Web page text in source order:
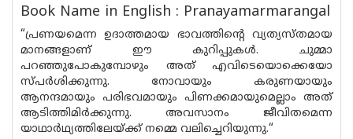
Book Name in English : Pranayamarmarangal
“പ്രണയമെന്ന ഉദാത്തമായ ഭാവത്തിന്റെ വ്യത്യസ്തമായ
മാനങ്ങളാണ് ഈ കുറിപ്പുകള്‍. ചുമ്മാ
പറഞ്ഞുപോകുമ്പോഴും അത് എവിടെയൊക്കെയോ
സ്പര്‍ശിക്കുന്നു. നോവായും കരുണയായും
ആനന്ദമായും പരിഭവമായും പിണക്കമായുമെല്ലാം അത്
ആടിത്തിമിര്‍ക്കുന്നു. അവസാനം ജീവിതമെന്ന
യാഥാര്‍ഥ്യത്തിലേയ്ക്ക് നമ്മെ വലിച്ചെറിയുന്നു.“